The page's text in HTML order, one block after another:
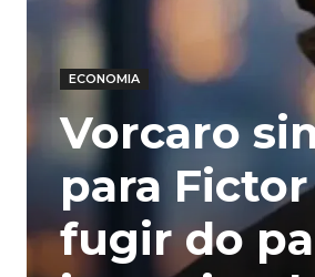
ECONOMIA
Vorcaro
para
fugir do